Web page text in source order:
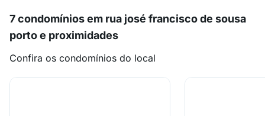
7 condomínios em rua josé francisco de sousa
porto e proximidades
Confira os condomínios do local